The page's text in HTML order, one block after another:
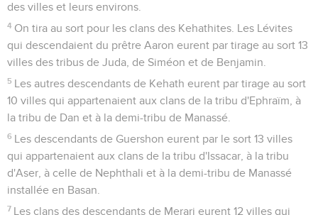
des villes et leurs environs.
4 On tira au sort pour les clans des Kehathites. Les Lévites
qui descendaient du prêtre Aaron eurent par tirage au sort 13
villes des tribus de Juda, de Siméon et de Benjamin.
5 Les autres descendants de Kehath eurent par tirage au sort
10 villes qui appartenaient aux clans de la tribu d'Ephraïm, à
la tribu de Dan et à la demi-tribu de Manassé.
6 Les descendants de Guershon eurent par le sort 13 villes
qui appartenaient aux clans de la tribu d'Issacar, à la tribu
d'Aser, à celle de Nephthali et à la demi-tribu de Manassé
installée en Basan.
7 Les clans des descendants de Merari eurent 12 villes qui